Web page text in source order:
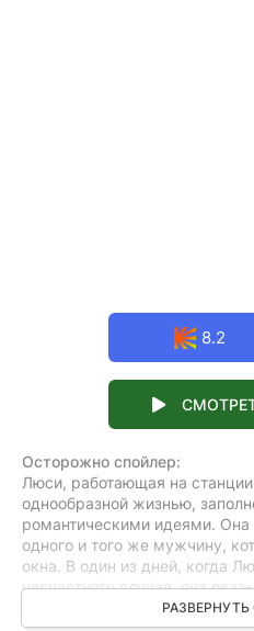
8.2
Осторожно спойлер:
Люси, работающая на
однообразной жизнью,
романтическими идеями. Она
одного и того же мужчину,
окна. В один из дней, когда
несчастного случая, она
ненамеренно становится